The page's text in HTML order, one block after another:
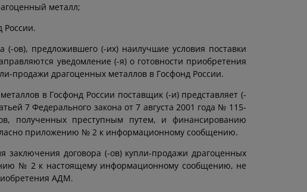
металл;
России.
ов), предложившего (-их) наилучшие условия поставки
уведомление (-я) о готовности приобретения
продажи драгоценных металлов в Госфонд России.
в Госфонд России поставщик (-и) представляет (-
7 Федерального закона от 7 августа 2001 года № 115-
полученных преступным путем, и финансированию
приложению № 2 к информационному сообщению.
заключения договора (-ов) купли-продажи драгоценных
№ 2 к настоящему информационному сообщению, не
АДМ.